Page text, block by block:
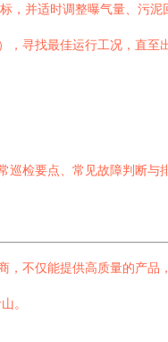
并适时调整曝气量、污泥
寻找最佳运行工况，直
检要点、常见故障判断与
不仅能提供高质量的产品
。